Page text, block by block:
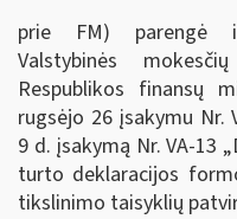
prie FM) parengė
Valstybinės
Respublikos finansų
rugsėjo 26 įsakymu Nr.
9 d. įsakymą Nr. VA-13
turto deklaracijos
tikslinimo taisyklių